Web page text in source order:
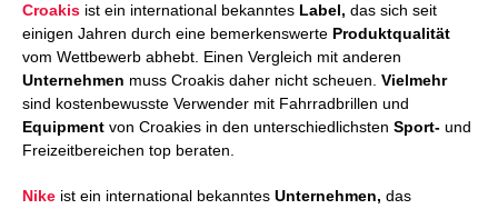
Croakis ist ein international bekanntes Label, das sich seit
einigen Jahren durch eine bemerkenswerte Produktqualität
vom Wettbewerb abhebt. Einen Vergleich mit anderen
Unternehmen muss Croakis daher nicht scheuen. Vielmehr
sind kostenbewusste Verwender mit Fahrradbrillen und
Equipment von Croakies in den unterschiedlichsten Sport- und
Freizeitbereichen top beraten.
Nike ist ein international bekanntes Unternehmen, das